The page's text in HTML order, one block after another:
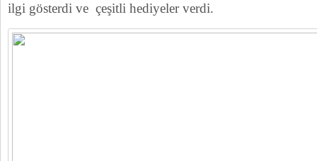
ilgi gösterdi ve çeşitli hediyeler verdi.